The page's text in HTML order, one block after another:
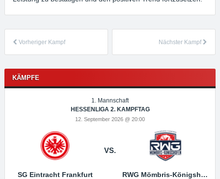
Vorheriger Kampf Nächster Kampf
KÄMPFE
1. Mannschaft
HESSENLIGA 2. KAMPFTAG
12. September 2026 @ 20:00
SG Eintracht Frankfurt
VS.
RWG Mömbris-Königshofen